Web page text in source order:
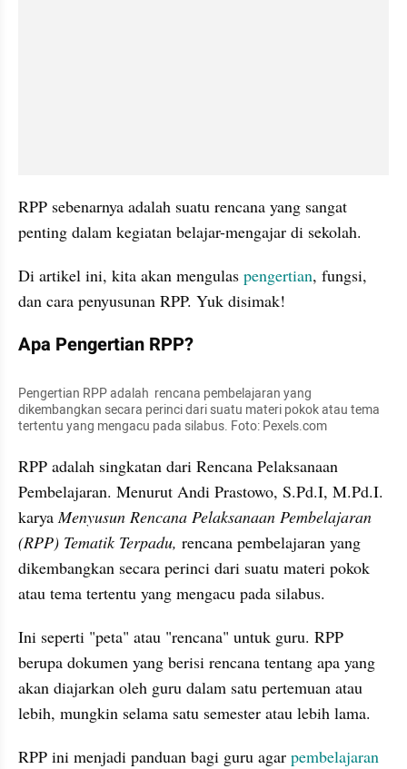
RPP sebenarnya adalah suatu rencana yang sangat
penting dalam kegiatan belajar-mengajar di sekolah.
Di artikel ini, kita akan mengulas pengertian, fungsi,
dan cara penyusunan RPP. Yuk disimak!
Apa Pengertian RPP?
Pengertian RPP adalah  rencana pembelajaran yang
dikembangkan secara perinci dari suatu materi pokok atau tema
tertentu yang mengacu pada silabus. Foto: Pexels.com
RPP adalah singkatan dari Rencana Pelaksanaan
Pembelajaran. Menurut Andi Prastowo, S.Pd.I, M.Pd.I.
karya Menyusun Rencana Pelaksanaan Pembelajaran
(RPP) Tematik Terpadu, rencana pembelajaran yang
dikembangkan secara perinci dari suatu materi pokok
atau tema tertentu yang mengacu pada silabus.
Ini seperti "peta" atau "rencana" untuk guru. RPP
berupa dokumen yang berisi rencana tentang apa yang
akan diajarkan oleh guru dalam satu pertemuan atau
lebih, mungkin selama satu semester atau lebih lama.
RPP ini menjadi panduan bagi guru agar pembelajaran